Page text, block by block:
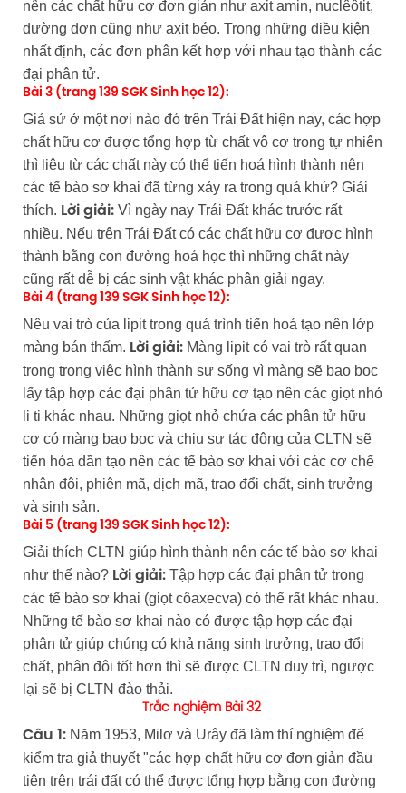
nên các chất hữu cơ đơn giản như axit amin, nuclêôtit,
đường đơn cũng như axit béo. Trong những điều kiện
nhất định, các đơn phân kết hợp với nhau tạo thành các
đại phân tử.
Bài 3 (trang 139 SGK Sinh học 12):
Giả sử ở một nơi nào đó trên Trái Đất hiện nay, các hợp
chất hữu cơ được tổng hợp từ chất vô cơ trong tự nhiên
thì liệu từ các chất này có thể tiến hoá hình thành nên
các tế bào sơ khai đã từng xảy ra trong quá khứ? Giải
thích. Lời giải:Vì ngày nay Trái Đất khác trước rất
nhiều. Nếu trên Trái Đất có các chất hữu cơ được hình
thành bằng con đường hoá học thì những chất này
cũng rất dễ bị các sinh vật khác phân giải ngay.
Bài 4 (trang 139 SGK Sinh học 12):
Nêu vai trò của lipit trong quá trình tiến hoá tạo nên lớp
màng bán thấm. Lời giải:Màng lipit có vai trò rất quan
trọng trong việc hình thành sự sống vì màng sẽ bao bọc
lấy tập hợp các đại phân tử hữu cơ tạo nên các giọt nhỏ
li ti khác nhau. Những giọt nhỏ chứa các phân tử hữu
cơ có màng bao bọc và chịu sự tác động của CLTN sẽ
tiến hóa dần tạo nên các tế bào sơ khai với các cơ chế
nhân đôi, phiên mã, dịch mã, trao đổi chất, sinh trưởng
và sinh sản.
Bài 5 (trang 139 SGK Sinh học 12):
Giải thích CLTN giúp hình thành nên các tế bào sơ khai
như thế nào? Lời giải:Tập hợp các đại phân tử trong
các tế bào sơ khai (giọt côaxecva) có thể rất khác nhau.
Những tế bào sơ khai nào có được tập hợp các đại
phân tử giúp chúng có khả năng sinh trưởng, trao đổi
chất, phân đôi tốt hơn thì sẽ được CLTN duy trì, ngược
lại sẽ bị CLTN đào thải.
Trắc nghiệm Bài 32
Câu 1:Năm 1953, Milơ và Urây đã làm thí nghiệm để
kiểm tra giả thuyết "các hợp chất hữu cơ đơn giản đầu
tiên trên trái đất có thể được tổng hợp bằng con đường